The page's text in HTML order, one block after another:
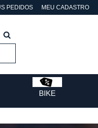
PEDIDOS MEU CADASTRO
BIKE